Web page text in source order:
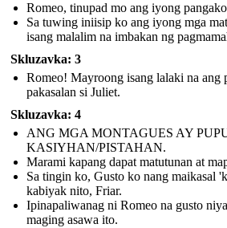
Romeo, tinupad mo ang iyong
Sa tuwing iniisip ko ang iyong mga
isang malalim na imbakan ng
Skluzavka: 3
Romeo! Mayroong isang lalaki na ang
pakasalan si Juliet.
Skluzavka: 4
ANG MGA MONTAGUES AY
KASIYHAN/PISTAHAN.
Marami kapang dapat matutunan at
Sa tingin ko, Gusto ko nang maikasal
kabiyak nito, Friar.
Ipinapaliwanag ni Romeo na gusto
maging asawa ito.